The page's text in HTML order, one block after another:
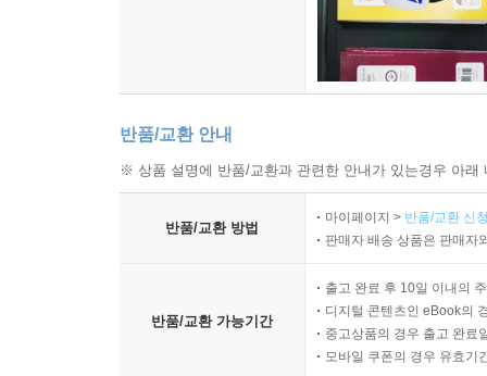
반품/교환 안내
※ 상품 설명에 반품/교환과 관련한 안내가 있는경우 아
반품/교환 방법
마이페이지 > 반품/교환 신
판매자 배송 상품은 판매자
반품/교환 가능기간
출고 완료 후 10일 이내의
디지털 콘텐츠인 eBook의
중고상품의 경우 출고 완료
모바일 쿠폰의 경우 유효기